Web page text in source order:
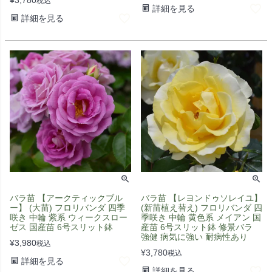
詳細を見る
詳細を見る
バラ苗 【アークティックブル
ー】 (大苗) フロリバンダ 四季
咲き 中輪 紫系 ウィークスロー
ゼス 国産苗 6号スリット鉢
¥3,980税込
詳細を見る
バラ苗 【レヨンドゥソレイユ】
(新苗植え替え) フロリバンダ 四
季咲き 中輪 黄色系 メイアン 国
産苗 6号スリット鉢 修景バラ
強健 病気に強い 耐病性あり
¥3,780税込